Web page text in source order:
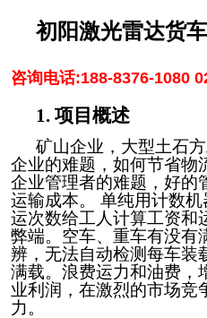
初阳激光雷达货
咨询电话:188-8376-1080
1. 项目概述
矿山企业，大型土石
企业的难题，如何节省物
企业管理者的难题，好的
运输成本。 单纯用计数
运次数给工人计算工资和
弊端。空车、重车有没有
辨，无法自动检测每车装
满载。浪费运力和油费，
业利润，在激烈的市场竞
力。